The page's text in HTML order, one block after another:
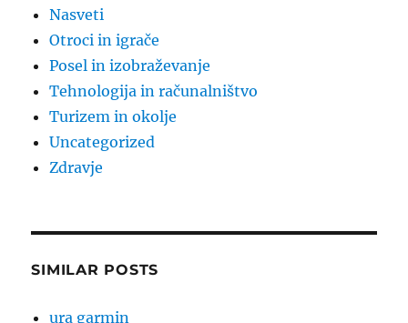
Nasveti
Otroci in igrače
Posel in izobraževanje
Tehnologija in računalništvo
Turizem in okolje
Uncategorized
Zdravje
SIMILAR POSTS
ura garmin